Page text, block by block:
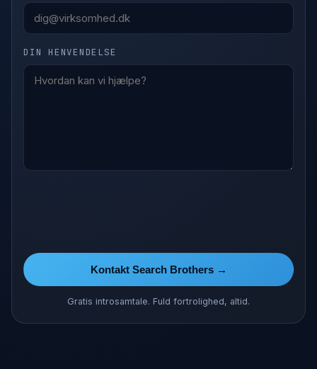
DIN HENVENDELSE
Kontakt Search Brothers →
Gratis introsamtale. Fuld fortrolighed, altid.